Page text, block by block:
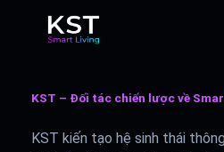
KST – Đối tác chiến lược về
KST kiến tạo hệ sinh thái